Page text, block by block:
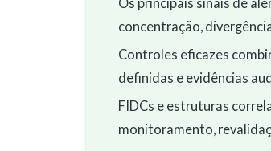
concentração,
Controles eficazes
definidas e evidências
FIDCs e estruturas
monitoramento,